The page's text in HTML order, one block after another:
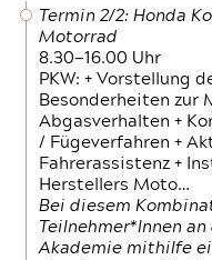
Termin 2/2: Honda
Motorrad
8.30—16.00 Uhr
PKW: + Vorstellung
Besonderheiten zur
Abgasverhalten +
/ Fügeverfahren +
Fahrerassistenz +
Herstellers Moto…
Bei diesem
Teilnehmer*Innen
Akademie mithilfe